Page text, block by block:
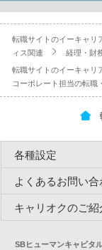
転職サイトのイーキャリ
ィス関連
経理・財
転職サイトのイーキャリ
コーポレート担当の転職
各種設定
よくあるお問い合
キャリオクのご紹
SBヒューマンキャピタ